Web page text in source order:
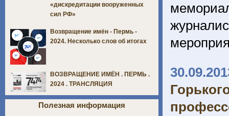
«дискредитации вооруженных
сил РФ»
Возвращение имён - Пермь -
2024. Несколько слов об итогах
ВОЗВРАЩЕНИЕ ИМЁН . ПЕРМЬ .
2024 . ТРАНСЛЯЦИЯ
Полезная информация